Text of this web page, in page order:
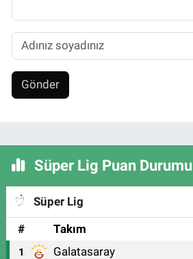
Gönder
Süper Lig Puan Durumu
Süper Lig
#
Takım
1 Galatasaray